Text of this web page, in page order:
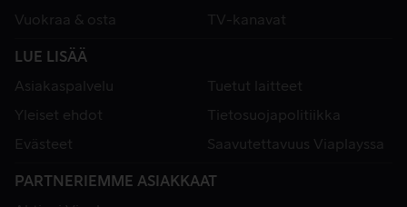
Vuokraa & osta
TV-kanavat
LUE LISÄÄ
Asiakaspalvelu
Tuetut laitteet
Yleiset ehdot
Tietosuojapolitiikka
Evästeet
Saavutettavuus Viaplayssa
PARTNERIEMME ASIAKKAAT